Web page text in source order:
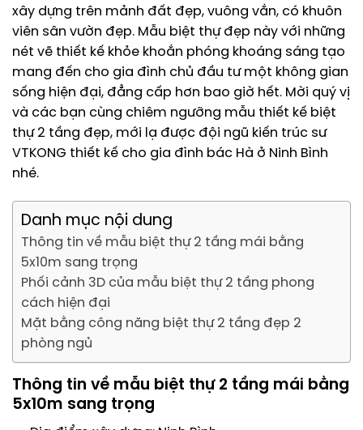
xây dựng trên mảnh đất đẹp, vuông vắn, có khuôn
viên sân vườn đẹp. Mẫu biệt thự đẹp này với những
nét vẽ thiết kế khỏe khoắn phóng khoáng sáng tạo
mang đến cho gia đình chủ đầu tư một không gian
sống hiện đại, đẳng cấp hơn bao giờ hết. Mời quý vị
và các bạn cùng chiêm ngưỡng mẫu thiết kế biệt
thự 2 tầng đẹp, mới lạ được đội ngũ kiến trúc sư
VTKONG thiết kế cho gia đình bác Hà ở Ninh Bình
nhé.
Danh mục nội dung
Thông tin về mẫu biệt thự 2 tầng mái bằng
5x10m sang trọng
Phối cảnh 3D của mẫu biệt thự 2 tầng phong
cách hiện đại
Mặt bằng công năng biệt thự 2 tầng đẹp 2
phòng ngủ
Thông tin về mẫu biệt thự 2 tầng mái bằng
5x10m sang trọng